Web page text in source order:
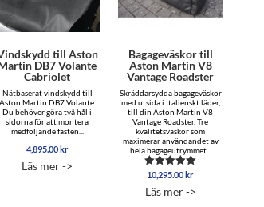
till Aston
DB7 Volante
Cabriolet
Nätbaserat vindskydd till
Aston Martin DB7 Volante.
Du behöver göra två hål i
sidorna för att montera
medföljande fästen...
4,895.00kr
Läs mer ->
Bagageväskor till
Aston Martin V8
Vantage Roadster
Skräddarsydda bagageväskor
med utsida i Italienskt läder,
till din Aston Martin V8
Vantage Roadster. Tre
kvalitetsväskor som
maximerar användandet av
hela bagageutrymmet...
Betygsatt
av 5
10,295.00kr
Läs mer ->